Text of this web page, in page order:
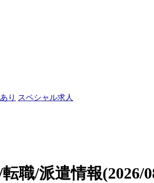
り スペシャル求人
職/派遣情報(2026/